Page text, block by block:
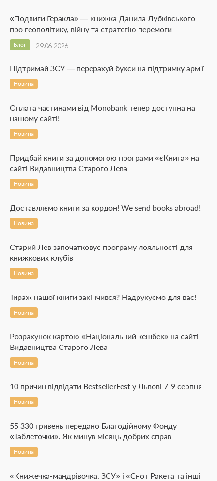
«Подвиги Геракла» — книжка Данила Лубківського
про геополітику, війну та стратегію перемоги
29.06.2026
Блог
Підтримай ЗСУ — перерахуй букси на підтримку армії
Новина
Оплата частинами від Monobank тепер доступна на
нашому сайті!
Новина
Придбай книги за допомогою програми «єКнига» на
сайті Видавництва Старого Лева
Новина
Доставляємо книги за кордон! We send books abroad!
Новина
Старий Лев започатковує програму лояльності для
книжкових клубів
Новина
Тираж нашої книги закінчився? Надрукуємо для вас!
Новина
Розрахунок картою «Національний кешбек» на сайті
Видавництва Старого Лева
Новина
10 причин відвідати BestsellerFest у Львові 7-9 серпня
Новина
55 330 гривень передано Благодійному Фонду
«Таблеточки». Як минув місяць добрих справ
Новина
«Книжечка-мандрівочка. ЗСУ» і «Єнот Ракета та інші